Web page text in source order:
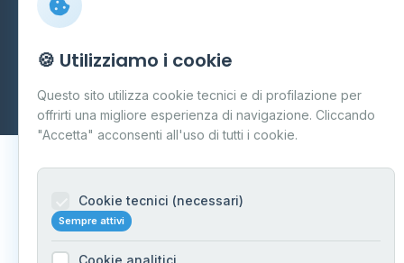
Carpi P.IVA 03859300364
Dati forniti daMinistero delle Imprese e del Made in Italy
Aggiornamento quotidiano
🍪 Utilizziamo i cookie
Questo sito utilizza cookie tecnici e di profilazione per
offrirti una migliore esperienza di navigazione. Cliccando
"Accetta" acconsenti all'uso di tutti i cookie.
Cookie tecnici (necessari)
Sempre attivi
Cookie analitici